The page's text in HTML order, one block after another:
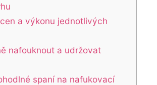
a výkonu ‍jednotlivých
nafouknout a⁤ udržovat
spaní na ⁣nafukovací